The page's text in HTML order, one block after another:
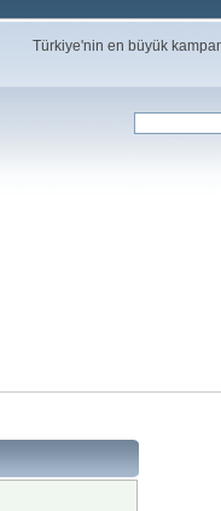
Türkiye'nin en büyük